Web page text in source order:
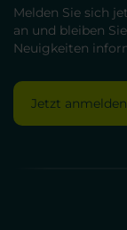
Melden Sie sich
an und bleiben
Neuigkeiten
Jetzt anmelden